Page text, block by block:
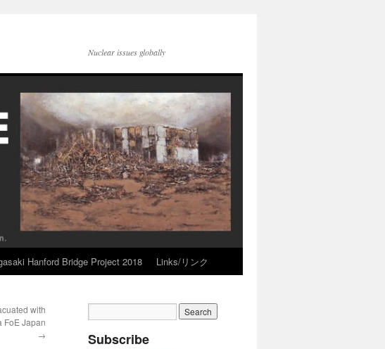
Nuclear issues globally
Hanford Bridge Project 2018 Links/リンク
with
Japan
→
Subscribe